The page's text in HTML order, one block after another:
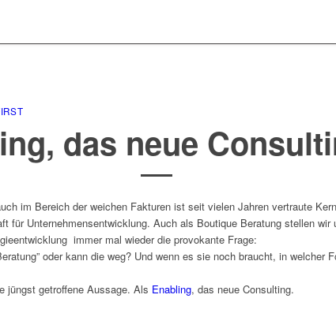
das neue
im Bereich der weichen Fakturen ist seit vielen Jahren vertraute
für Unternehmensentwicklung. Auch als Boutique Beratung stellen wir
immer mal wieder die provokante Frage:
oder kann die weg? Und wenn es sie noch braucht, in welcher
jüngst getroffene Aussage. Als Enabling, das neue Consulting.